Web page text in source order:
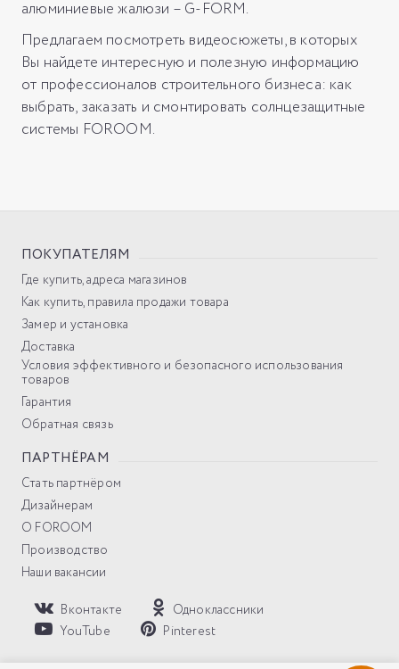
алюминиевые жалюзи – G-FORM.
Предлагаем посмотреть видеосюжеты, в которых
Вы найдете интересную и полезную информацию
от профессионалов строительного бизнеса: как
выбрать, заказать и смонтировать солнцезащитные
системы FOROOM.
ПОКУПАТЕЛЯМ
Где купить, адреса магазинов
Как купить, правила продажи товара
Замер и установка
Доставка
Условия эффективного и безопасного использования
товаров
Гарантия
Обратная связь
ПАРТНЁРАМ
Стать партнёром
Дизайнерам
О FOROOM
Производство
Наши вакансии
Вконтакте
Одноклассники
YouTube
Pinterest